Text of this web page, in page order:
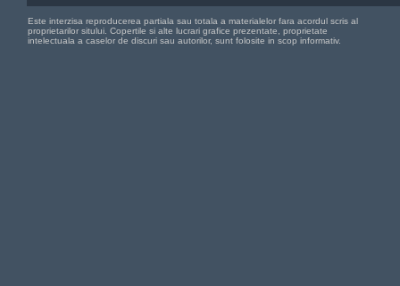
Este interzisa reproducerea partiala sau totala a materialelor fara acordul scris al
proprietarilor sitului. Copertile si alte lucrari grafice prezentate, proprietate
intelectuala a caselor de discuri sau autorilor, sunt folosite in scop informativ.